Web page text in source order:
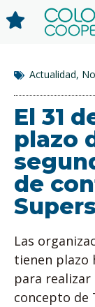
Actualidad,
El 31
plazo
de
Las
tienen plazo
para
concepto de